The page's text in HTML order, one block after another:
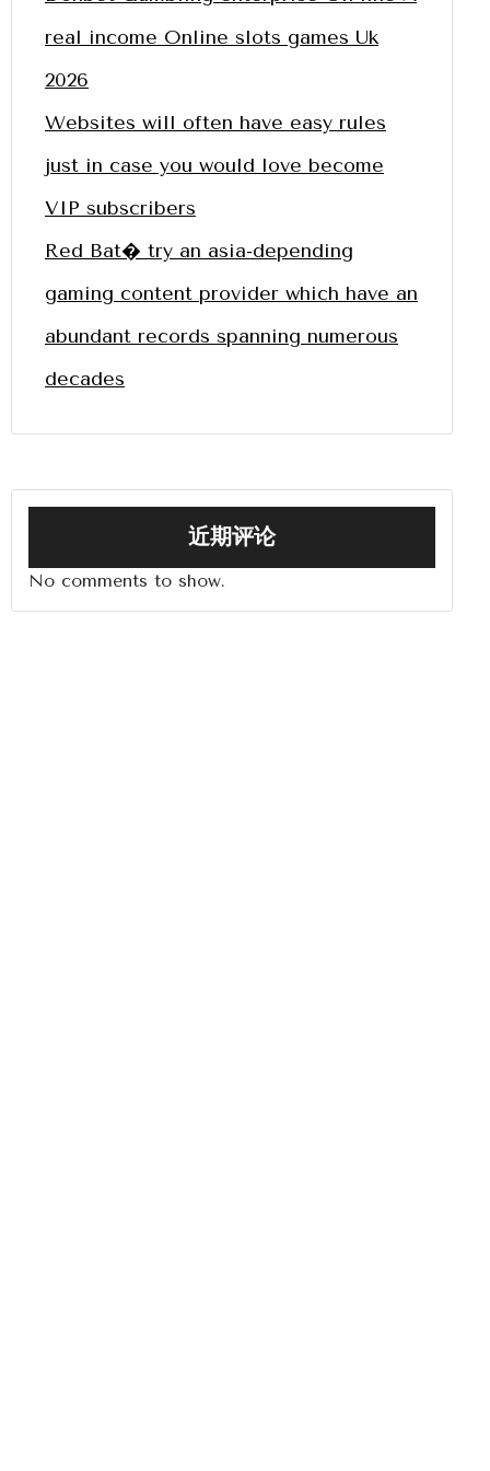
real income Online slots games Uk
2026
Websites will often have easy rules
just in case you would love become
VIP subscribers
Red Bat� try an asia-depending
gaming content provider which have an
abundant records spanning numerous
decades
近期评论
No comments to show.